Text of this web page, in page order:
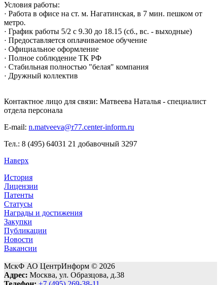
Условия работы:
· Работа в офисе на ст. м. Нагатинская, в 7 мин. пешком от
метро.
· График работы 5/2 с 9.30 до 18.15 (сб., вс. - выходные)
· Предоставляется оплачиваемое обучение
· Официальное оформление
· Полное соблюдение ТК РФ
· Стабильная полностью "белая" компания
· Дружный коллектив
Контактное лицо для связи: Матвеева Наталья - специалист
отдела персонала
E-mail: n.matveeva@r77.center-inform.ru
Тел.: 8 (495) 64031 21 добавочный 3297
Наверх
История
Лицензии
Патенты
Статусы
Награды и достижения
Закупки
Публикации
Новости
Вакансии
МскФ АО ЦентрИнформ © 2026
Адрес: Москва, ул. Образцова, д.38